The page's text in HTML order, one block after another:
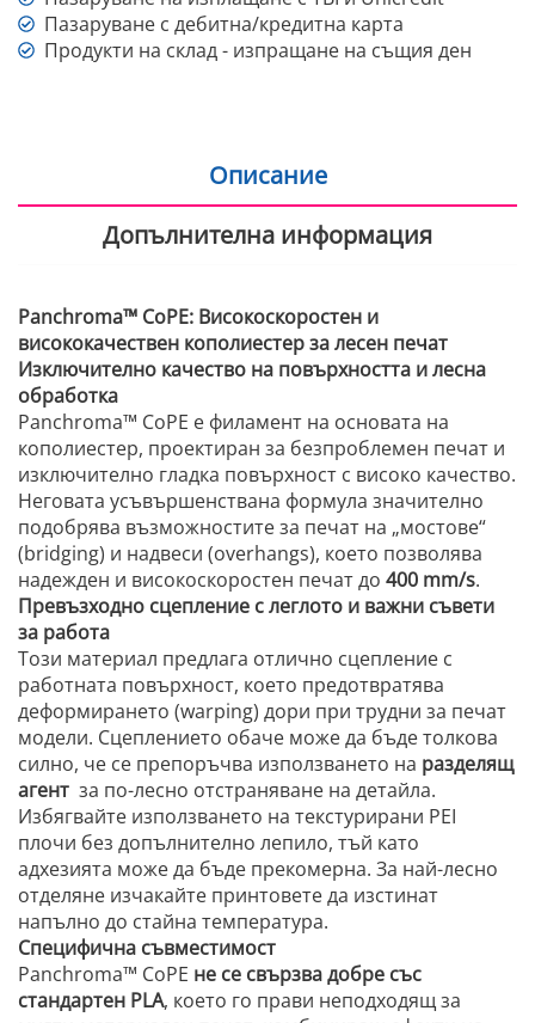
Пазаруване с дебитна/кредитна карта
Продукти на склад - изпращане на същия ден
Описание
Допълнителна информация
Panchroma™ CoPE: Високоскоростен и
висококачествен кополиестер за лесен печат
Изключително качество на повърхността и лесна
обработка
Panchroma™ CoPE е филамент на основата на
кополиестер, проектиран за безпроблемен печат и
изключително гладка повърхност с високо качество.
Неговата усъвършенствана формула значително
подобрява възможностите за печат на „мостове“
(bridging) и надвеси (overhangs), което позволява
надежден и високоскоростен печат до 400 mm/s.
Превъзходно сцепление с леглото и важни съвети
за работа
Този материал предлага отлично сцепление с
работната повърхност, което предотвратява
деформирането (warping) дори при трудни за печат
модели. Сцеплението обаче може да бъде толкова
силно, че се препоръчва използването на разделящ
агент за по-лесно отстраняване на детайла.
Избягвайте използването на текстурирани PEI
плочи без допълнително лепило, тъй като
адхезията може да бъде прекомерна. За най-лесно
отделяне изчакайте принтовете да изстинат
напълно до стайна температура.
Специфична съвместимост
Panchroma™ CoPE не се свързва добре със
стандартен PLA, което го прави неподходящ за